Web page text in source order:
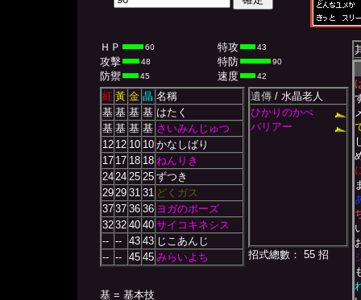
ＨＰ 60 特攻 43
攻擊 48 特防 90
防禦 45 速度 42
紅 黃 金 晶 名稱
基 基 基 基 はたく
基 基 基 基 さいみんじゅつ
12 12 10 10 かなしばり
17 17 18 18 ねんりき
2424 25 25 ずつき
2929 31 31 どくガス
3737 36 36 ヨガのポーズ
3232 40 40 サイコキネシス
-- -- 43 43 じこあんじ
-- -- 45 45 みらいよち
基 = 基本技
遺傳/ 水晶老人
ひかりのかべ
バリアー
招式總數： 55 招